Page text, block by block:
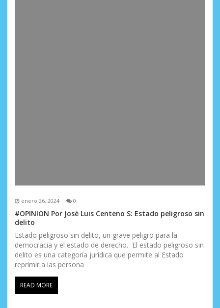
enero 26, 2024 0
#OPINION Por José Luis Centeno S: Estado peligroso sin
delito
Estado peligroso sin delito, un grave peligro para la
democracia y el estado de derecho. El estado peligroso sin
delito es una categoría jurídica que permite al Estado
reprimir a las persona
READ MORE